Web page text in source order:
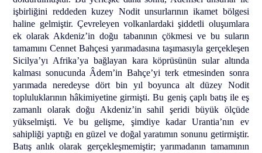
işbirliğini reddeden kuzey Nodit unsurlarının ikamet bölgesi
haline gelmiştir. Çevreleyen volkanlardaki şiddetli oluşumlara
ek olarak Akdeniz’in doğu tabanının çökmesi ve bu suların
tamamını Cennet Bahçesi yarımadasına taşımasıyla gerçekleşen
Sicilya’yı Afrika’ya bağlayan kara köprüsünün sular altında
kalması sonucunda Âdem’in Bahçe’yi terk etmesinden sonra
yarımada neredeyse dört bin yıl boyunca alt düzey Nodit
topluluklarının hâkimiyetine girmişti. Bu geniş çaplı batış ile eş
zamanlı olarak doğu Akdeniz’in sahil şeridi büyük ölçüde
yükselmişti. Ve bu gelişme, şimdiye kadar Urantia’nın ev
sahipliği yaptığı en güzel ve doğal yaratımın sonunu getirmiştir.
Batış anlık olarak gerçekleşmemiştir; yarımadanın tamamının